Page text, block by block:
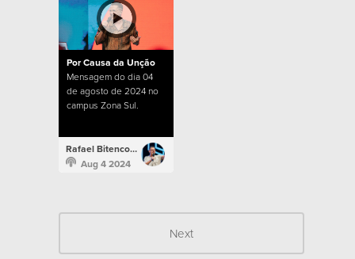
Por Causa da Unção
Mensagem do dia 04
de agosto de 2024 no
campus Zona Sul.
Rafael Bitencourt
Aug 4 2024
Next